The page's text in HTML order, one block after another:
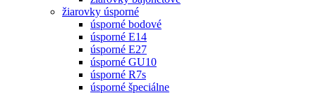
žiarovky úsporné
úsporné bodové
úsporné E14
úsporné E27
úsporné GU10
úsporné R7s
úsporné špeciálne